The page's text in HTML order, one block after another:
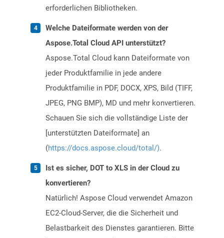
erforderlichen Bibliotheken.
Welche Dateiformate werden von der
Aspose.Total Cloud API unterstützt?
Aspose.Total Cloud kann Dateiformate von
jeder Produktfamilie in jede andere
Produktfamilie in PDF, DOCX, XPS, Bild (TIFF,
JPEG, PNG BMP), MD und mehr konvertieren.
Schauen Sie sich die vollständige Liste der
[unterstützten Dateiformate] an
(https://docs.aspose.cloud/total/).
Ist es sicher, DOT to XLS in der Cloud zu
konvertieren?
Natürlich! Aspose Cloud verwendet Amazon
EC2-Cloud-Server, die die Sicherheit und
Belastbarkeit des Dienstes garantieren. Bitte